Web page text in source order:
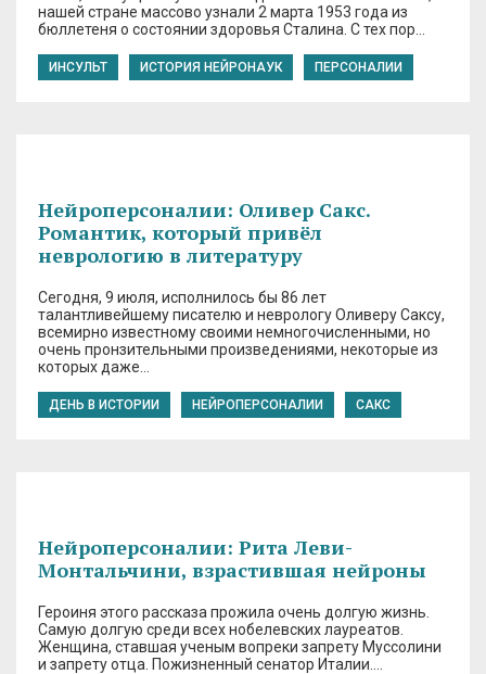
нашей стране массово узнали 2 марта 1953 года из
бюллетеня о состоянии здоровья Сталина. С тех пор…
ИНСУЛЬТ ИСТОРИЯ НЕЙРОНАУК ПЕРСОНАЛИИ
Нейроперсоналии: Оливер Сакс.
Романтик, который привёл
неврологию в литературу
Сегодня, 9 июля, исполнилось бы 86 лет
талантливейшему писателю и неврологу Оливеру Саксу,
всемирно известному своими немногочисленными, но
очень пронзительными произведениями, некоторые из
которых даже…
ДЕНЬ В ИСТОРИИ НЕЙРОПЕРСОНАЛИИ САКС
Нейроперсоналии: Рита Леви-
Монтальчини, взрастившая нейроны
Героиня этого рассказа прожила очень долгую жизнь.
Самую долгую среди всех нобелевских лауреатов.
Женщина, ставшая ученым вопреки запрету Муссолини
и запрету отца. Пожизненный сенатор Италии….